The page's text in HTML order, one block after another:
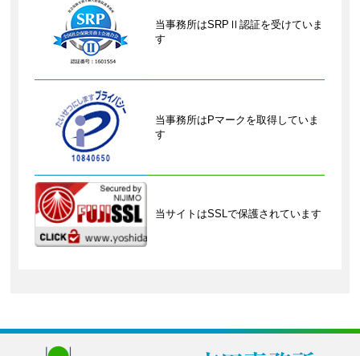
当事務所はSRPⅡ認証を受けていま
す
当事務所はPマークを取得していま
す
当サイトはSSLで保護されています